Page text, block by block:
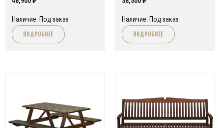
Наличие: Под заказ
ПОДРОБНЕЕ
Наличие: Под заказ
ПОДРОБНЕЕ